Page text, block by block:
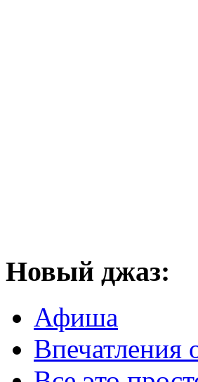
Новый джаз:
Афиша